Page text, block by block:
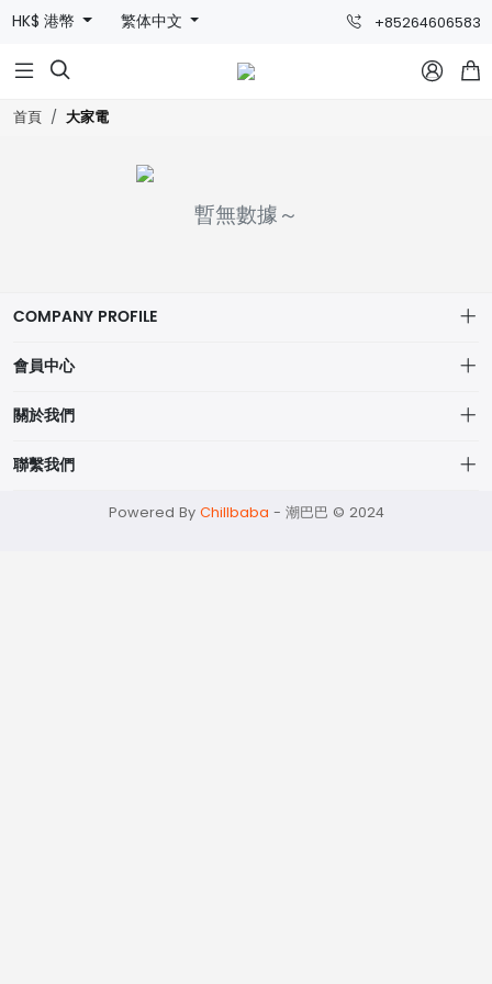
HK$ 港幣 繁体中文 +85264606583
  
首頁 大家電
暫無數據～
COMPANY PROFILE
會員中心
個人中心
我的收藏
關於我們
網站宗旨
聯繫我們
momo@chilbaba.com
Powered By Chillbaba - 潮巴巴 © 2024